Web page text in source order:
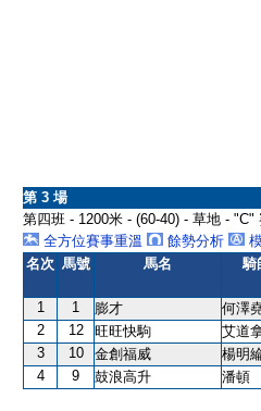
第 3 場
第四班 - 1200米 - (60-40) - 草地 - "C"
全方位賽事重溫
餘勢分析
名次 馬號 馬名 騎
1 1 膨才 何澤
2
12 旺旺快駒 艾道
3
10 金創福威 楊明
4
9 鼓浪高升 潘頓